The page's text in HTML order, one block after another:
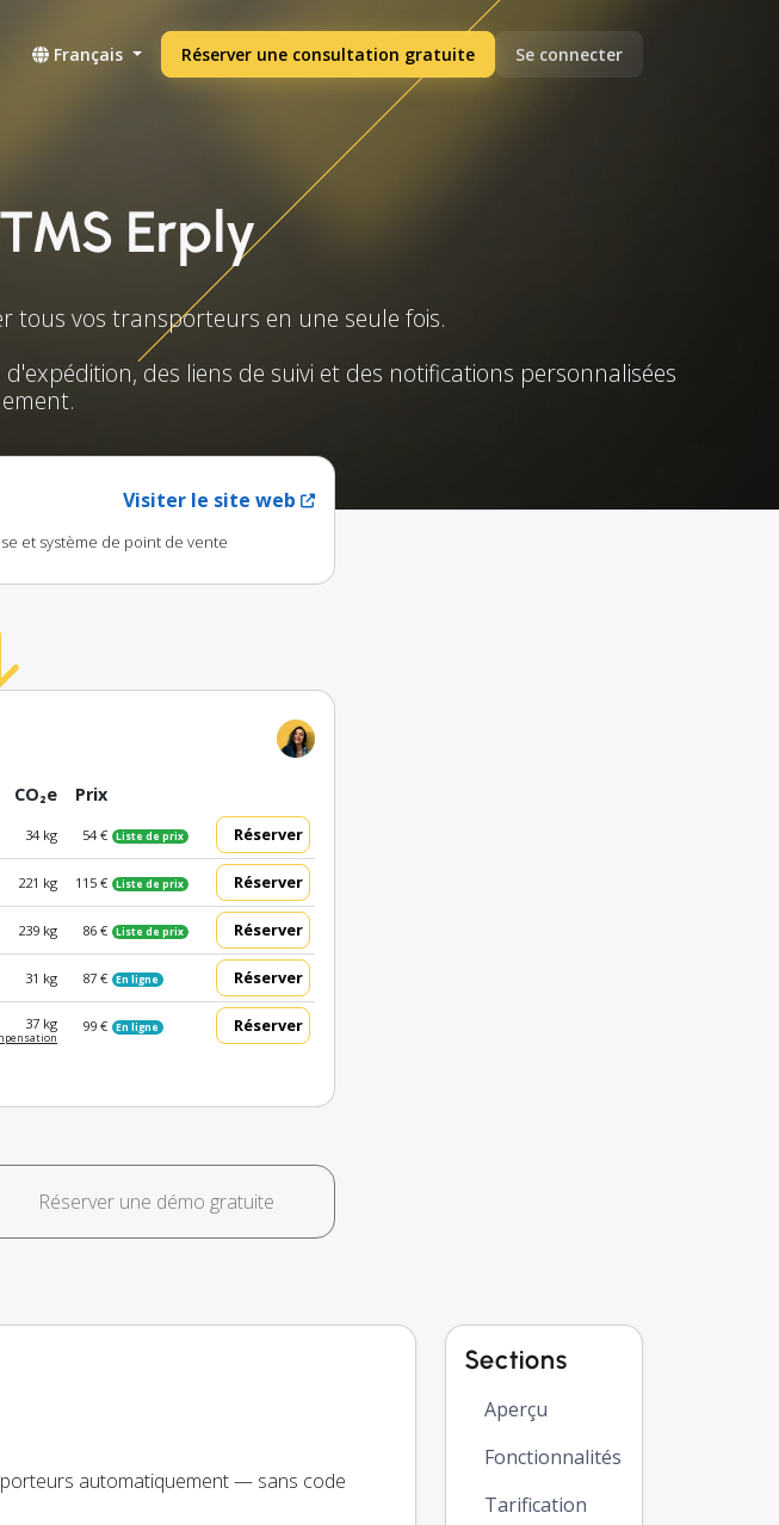
Français Réserver une consultation gratuite Se connecter
Erply
vos transporteurs en une seule fois.
des liens de suivi et des notifications personnalisées
Visiter le site web
et système de point de vente
CO₂e Prix
34 kg 54 € Liste de prix Réserver
221 kg 115 € Liste de prix Réserver
239 kg 86 € Liste de prix Réserver
31 kg 87 € En ligne Réserver
37 kg 99 € En ligne Réserver
Réserver une démo gratuite
automatiquement — sans code
Sections
Aperçu
Fonctionnalités
Tarification